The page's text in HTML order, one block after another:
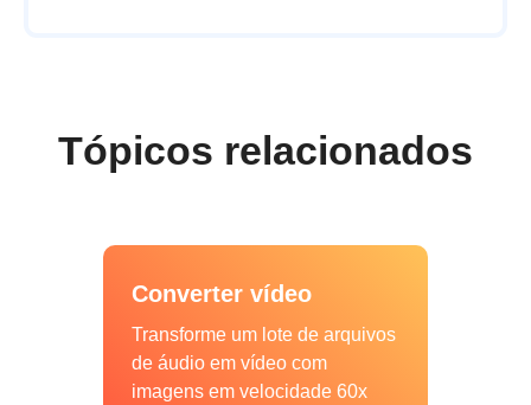
Tópicos relacionados
Converter vídeo
Transforme um lote de arquivos
de áudio em vídeo com
imagens em velocidade 60x